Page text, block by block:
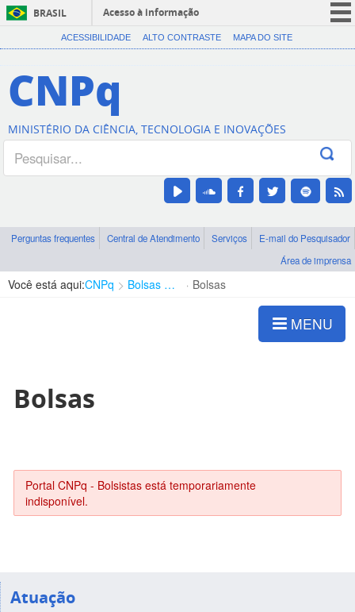
BRASIL
Acesso à informação
CORONAVÍRUS (COVID-19)
Canais
ACESSIBILIDADE ALTO CONTRASTE MAPA DO SITE
CNPq
MINISTÉRIO DA CIÊNCIA, TECNOLOGIA E INOVAÇÕES
Perguntas frequentes Central de Atendimento Serviços
E-mail do Pesquisador
Área de imprensa
Você está aqui:CNPq Bolsas e Auxílios Vigentes Bolsas
MENU
Bolsas
Portal CNPq - Bolsistas está temporariamente
indisponível.
Atuação